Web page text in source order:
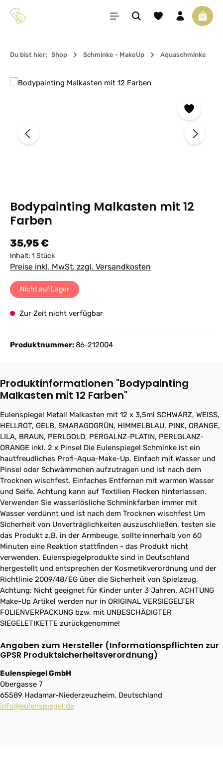
Zum Hauptinhalt springen Du hast 0 Produkte
Du bist hier: Shop Schminke - MakeUp Aquaschminke
Bildergalerie überspringen
Bodypainting Malkasten mit 12
Farben
Regulärer Preis:
35,95 €
Inhalt: 1 Stück
Preise inkl. MwSt. zzgl. Versandkosten
Nicht auf Lager
Zur Zeit nicht verfügbar
Produktnummer:86-212004
Produktinformationen "Bodypainting
Malkasten mit 12 Farben"
Eulenspiegel Metall Malkasten mit 12 x 3,5ml SCHWARZ, WEISS,
HELLROT, GELB, SMARAGDGRÜN, HIMMELBLAU, PINK, ORANGE,
LILA, BRAUN, PERLGOLD, PERGALNZ-PLATIN, PERLGLANZ-
ORANGE inkl. 2 x Pinsel Die Eulenspiegel Schminke ist ein
hautfreudliches Profi-Aqua-Make-Up. Einfach mit Wasser und
Pinsel oder Schwämmchen aufzutragen und ist nach dem
Trocknen wischfest. Einfaches Entfernen mit warmen Wasser
und Seife. Achtung kann auf Textilien Flecken hinterlassen.
Verwenden Sie wasserlösliche Schminkfarben immer mit
Wasser verdünnt und ist nach dem Trocknen wischfest Um
Sicherheit von Unverträglichkeiten auszuschließen, testen sie
das Produkt z.B. in der Armbeuge, sollte innerhalb von 60
Minuten eine Reaktion stattfinden - das Produkt nicht
verwenden. Eulenspiegelprodukte sind in Deutschland
hergestellt und entsprechen der Kosmetikverordnung und der
Richtlinie 2009/48/EG über die Sicherheit von Spielzeug.
Achtung: Nicht geeignet für Kinder unter 3 Jahren. ACHTUNG
Make-Up Artikel werden nur in ORIGINAL VERSIEGELTER
FOLIENVERPACKUNG bzw. mit UNBESCHÄDIGTER
SIEGELETIKETTE zurückgenomme!
Angaben zum Hersteller (Informationspflichten zur
GPSR Produktsicherheitsverordnung)
Eulenspiegel GmbH
Obergasse 7
65589 Hadamar-Niederzeuzheim, Deutschland
info@eulenspiegel.de